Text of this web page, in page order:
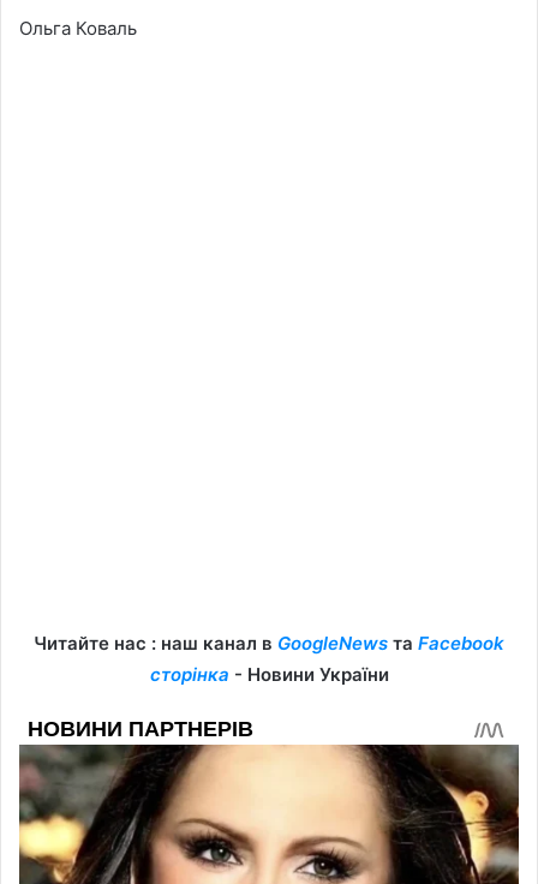
Ольга Коваль
Читайте нас : наш канал в GoogleNews та Facebook
сторінка - Новини України